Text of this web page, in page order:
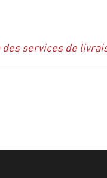
services de